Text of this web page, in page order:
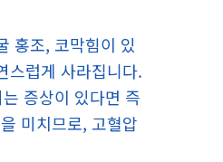
홍조, 코막힘이 있
스럽게 사라집니다.
증상이 있다면 즉
미치므로, 고혈압